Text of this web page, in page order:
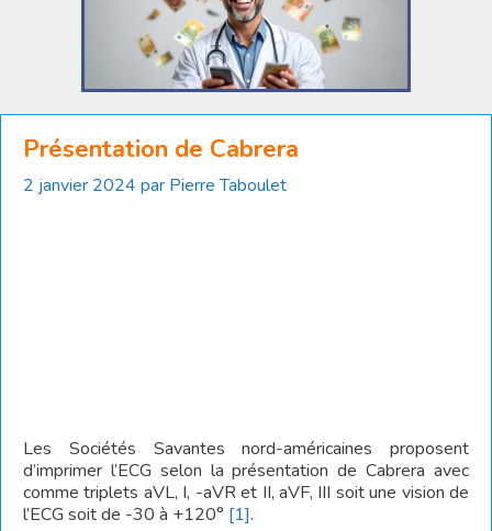
Présentation de Cabrera
2 janvier 2024 par Pierre Taboulet
Les Sociétés Savantes nord-américaines proposent
d’imprimer l’ECG selon la présentation de Cabrera avec
comme triplets aVL, I, -aVR et II, aVF, III soit une vision de
l’ECG soit de -30 à +120° [1].